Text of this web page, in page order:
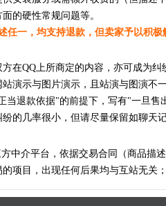
的硬性常规问题等。
任一，均支持退款，但卖家予以积
在QQ上所商定的内容，亦可成为
演示与图片演示，且站演与图演不
当退款依据"的前提下，写有"一旦售
的几率很小，但请尽量保留如聊天
中介平台，依据交易合同（商品描
项目，出现任何后果均与互站无关